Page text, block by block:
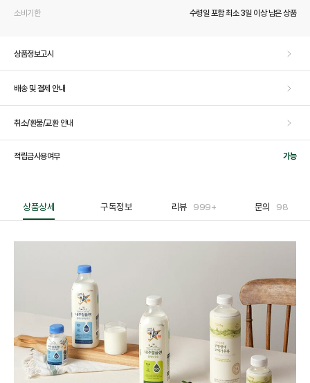
소비기한
수령일 포함 최소 3일 이상 남은 상품
상품정보고시
배송 및 결제 안내
취소/환불/교환 안내
적립금사용여부 가능
상품상세 구독정보 리뷰 999+ 문의 98